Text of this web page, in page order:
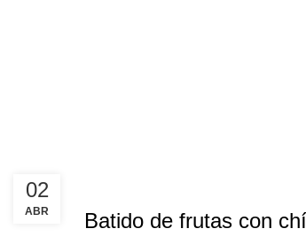
02
ABR
CHÍA
Batido de frutas con